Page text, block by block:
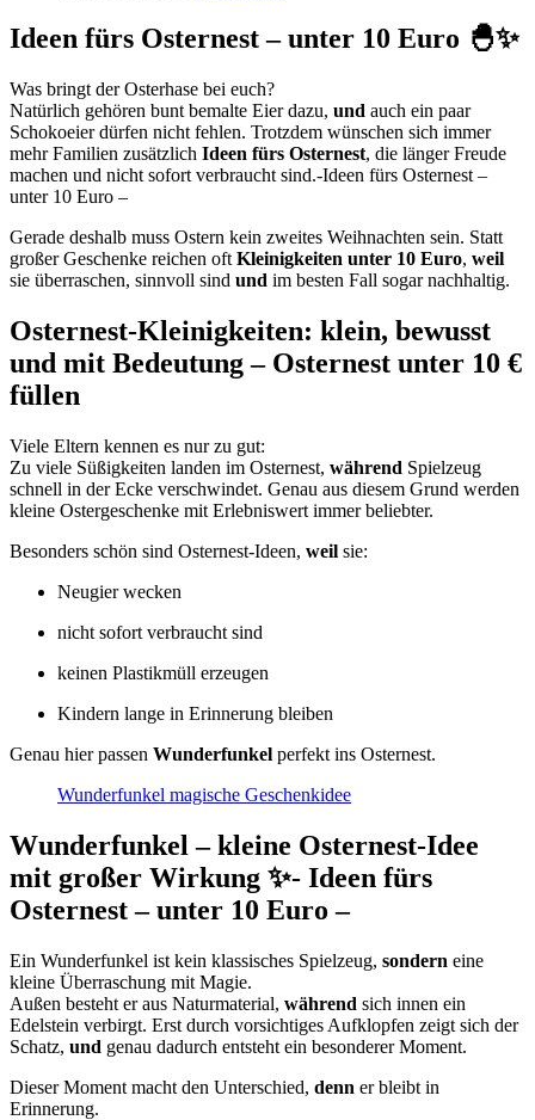
Ideen fürs Osternest – unter 10 Euro 🐣✨
Was bringt der Osterhase bei euch?
Natürlich gehören bunt bemalte Eier dazu, und auch ein paar
Schokoeier dürfen nicht fehlen. Trotzdem wünschen sich immer
mehr Familien zusätzlich Ideen fürs Osternest, die länger Freude
machen und nicht sofort verbraucht sind.-Ideen fürs Osternest –
unter 10 Euro –
Gerade deshalb muss Ostern kein zweites Weihnachten sein. Statt
großer Geschenke reichen oft Kleinigkeiten unter 10 Euro, weil
sie überraschen, sinnvoll sind und im besten Fall sogar nachhaltig.
Osternest-Kleinigkeiten: klein, bewusst
und mit Bedeutung – Osternest unter 10 €
füllen
Viele Eltern kennen es nur zu gut:
Zu viele Süßigkeiten landen im Osternest, während Spielzeug
schnell in der Ecke verschwindet. Genau aus diesem Grund werden
kleine Ostergeschenke mit Erlebniswert immer beliebter.
Besonders schön sind Osternest-Ideen, weil sie:
Neugier wecken
nicht sofort verbraucht sind
keinen Plastikmüll erzeugen
Kindern lange in Erinnerung bleiben
Genau hier passen Wunderfunkel perfekt ins Osternest.
Wunderfunkel magische Geschenkidee
Wunderfunkel – kleine Osternest-Idee
mit großer Wirkung ✨- Ideen fürs
Osternest – unter 10 Euro –
Ein Wunderfunkel ist kein klassisches Spielzeug, sondern eine
kleine Überraschung mit Magie.
Außen besteht er aus Naturmaterial, während sich innen ein
Edelstein verbirgt. Erst durch vorsichtiges Aufklopfen zeigt sich der
Schatz, und genau dadurch entsteht ein besonderer Moment.
Dieser Moment macht den Unterschied, denn er bleibt in
Erinnerung.